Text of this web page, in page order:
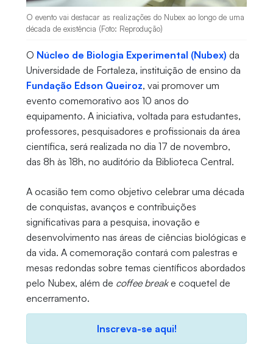
O evento vai destacar as realizações do Nubex ao longo de uma
década de existência (Foto: Reprodução)
O Núcleo de Biologia Experimental (Nubex) da
Universidade de Fortaleza, instituição de ensino da
Fundação Edson Queiroz, vai promover um
evento comemorativo aos 10 anos do
equipamento. A iniciativa, voltada para estudantes,
professores, pesquisadores e profissionais da área
científica, será realizada no dia 17 de novembro,
das 8h às 18h, no auditório da Biblioteca Central.
A ocasião tem como objetivo celebrar uma década
de conquistas, avanços e contribuições
significativas para a pesquisa, inovação e
desenvolvimento nas áreas de ciências biológicas e
da vida. A comemoração contará com palestras e
mesas redondas sobre temas científicos abordados
pelo Nubex, além de coffee breake coquetel de
encerramento.
Inscreva-se aqui!